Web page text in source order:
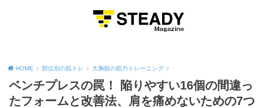
HOME 部位別の筋トレ 大胸筋の筋力トレーニング
ベンチプレスの罠！ 陥りやすい16個の間違っ
たフォームと改善法、肩を痛めないための7つ